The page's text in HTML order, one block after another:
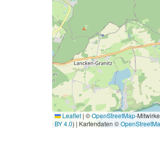
Leaflet | ©OpenStreetMap-
BY 4.0) | Kartendaten ©